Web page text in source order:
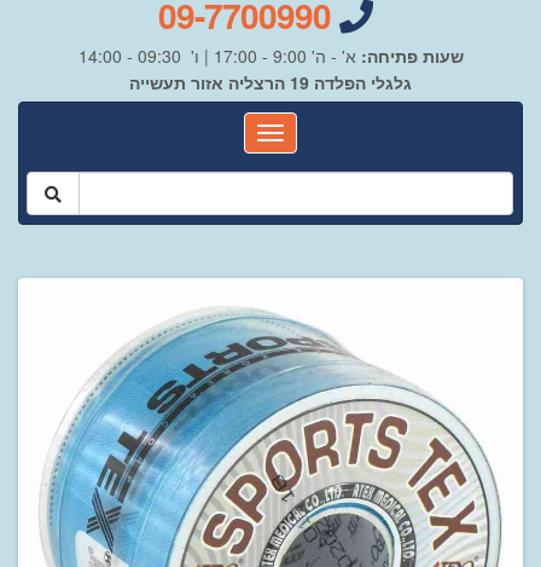
שעות פתיחה: א' - ה' 9:00 - 17:00 | ו' 09:30 - 14:00
גלגלי הפלדה 19 הרצליה אזור תעשייה